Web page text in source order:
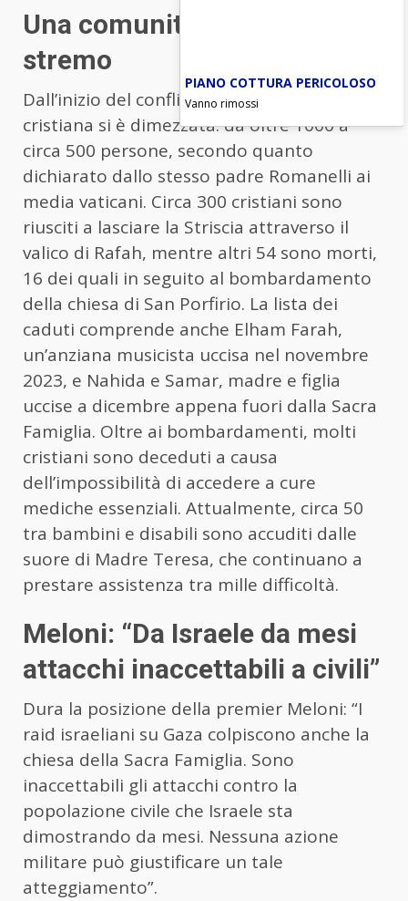
Una comunità cristiana allo
stremo
Dall’inizio del conflitto a Gaza, la comunità
cristiana si è dimezzata: da oltre 1000 a
circa 500 persone, secondo quanto
dichiarato dallo stesso padre Romanelli ai
media vaticani. Circa 300 cristiani sono
riusciti a lasciare la Striscia attraverso il
valico di Rafah, mentre altri 54 sono morti,
16 dei quali in seguito al bombardamento
della chiesa di San Porfirio. La lista dei
caduti comprende anche Elham Farah,
un’anziana musicista uccisa nel novembre
2023, e Nahida e Samar, madre e figlia
uccise a dicembre appena fuori dalla Sacra
Famiglia. Oltre ai bombardamenti, molti
cristiani sono deceduti a causa
dell’impossibilità di accedere a cure
mediche essenziali. Attualmente, circa 50
tra bambini e disabili sono accuditi dalle
suore di Madre Teresa, che continuano a
prestare assistenza tra mille difficoltà.
Meloni: “Da Israele da mesi
attacchi inaccettabili a civili”
Dura la posizione della premier Meloni: “I
raid israeliani su Gaza colpiscono anche la
chiesa della Sacra Famiglia. Sono
inaccettabili gli attacchi contro la
popolazione civile che Israele sta
dimostrando da mesi. Nessuna azione
militare può giustificare un tale
atteggiamento”.
PIANO COTTURA PERICOLOSO
Vanno rimossi